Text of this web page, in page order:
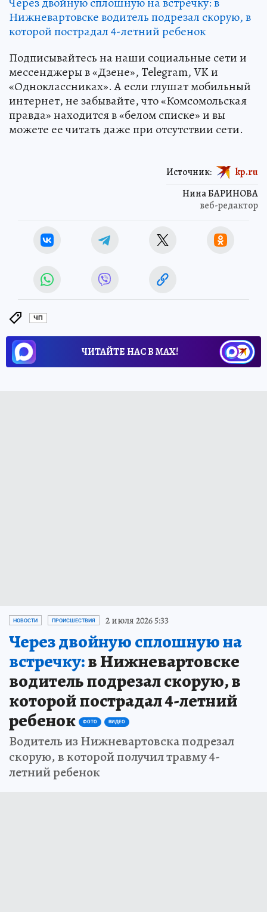
ЧИТАЙТЕ ТАКЖЕ:
Нижневартовске водитель подрезал скорую, в
которой пострадал 4-летний ребенок
Подписывайтесь на наши социальные сети и
мессенджеры в «Дзене», Telegram, VK и
«Одноклассниках». А если глушат мобильный
можете ее читать даже при отсутствии сети.
Нина БАРИНОВА
ЧП
НОВОСТИ ПРОИСШЕСТВИЯ 2 июля 2026 5:33
Через двойную сплошную на
встречку:в Нижневартовске
водитель подрезал скорую, в
которой пострадал 4-летний
ребенок